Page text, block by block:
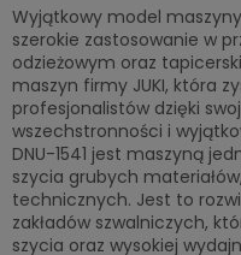
Wyjątkowy model
szerokie zastosowanie w
odzieżowym oraz
maszyn firmy JUKI, która
profesjonalistów dzięki
wszechstronności i
DNU-1541 jest maszyną
szycia grubych
technicznych. Jest to
zakładów szwalniczych,
szycia oraz wysokiej